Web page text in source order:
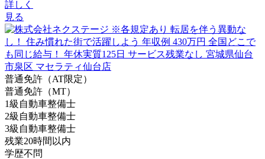
詳しく
見る
普通免許（AT限定）
普通免許（MT）
1級自動車整備士
2級自動車整備士
3級自動車整備士
残業20時間以内
学歴不問